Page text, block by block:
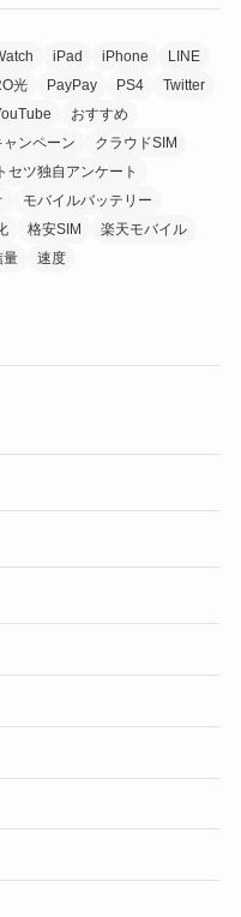
iPad iPhone
LINE
光 PayPay PS4
Twitter
おすすめ
ャンペーン
クラウドSIM
セツ独自アンケート
モバイルバッテリー
格安SIM
楽天モバイル
量 速度